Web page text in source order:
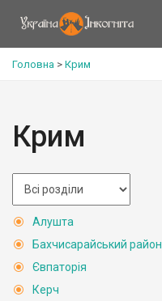
Головна > Крим
Крим
Алушта
Бахчисарайський район
Євпаторія
Керч